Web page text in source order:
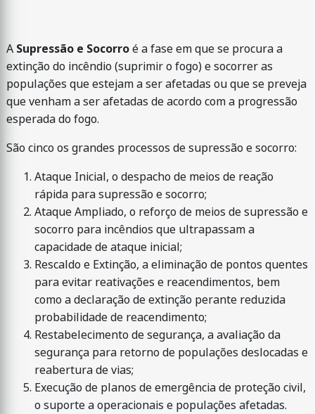
A Supressão e Socorroé a fase em que se procura a
extinção do incêndio (suprimir o fogo) e socorrer as
populações que estejam a ser afetadas ou que se preveja
que venham a ser afetadas de acordo com a progressão
esperada do fogo.
São cinco os grandes processos de supressão e socorro:
Ataque Inicial, o despacho de meios de reação
rápida para supressão e socorro;
Ataque Ampliado, o reforço de meios de supressão e
socorro para incêndios que ultrapassam a
capacidade de ataque inicial;
Rescaldo e Extinção, a eliminação de pontos quentes
para evitar reativações e reacendimentos, bem
como a declaração de extinção perante reduzida
probabilidade de reacendimento;
Restabelecimento de segurança, a avaliação da
segurança para retorno de populações deslocadas e
reabertura de vias;
Execução de planos de emergência de proteção civil,
o suporte a operacionais e populações afetadas.